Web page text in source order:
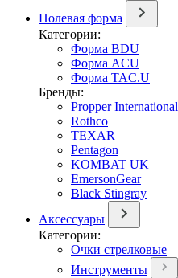
Полевая форма
Категории:
Форма BDU
Форма ACU
Форма TAC.U
Бренды:
Propper International
Rothco
TEXAR
Pentagon
KOMBAT UK
EmersonGear
Black Stingray
Аксессуары
Категории:
Очки стрелковые
Инструменты